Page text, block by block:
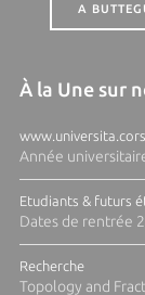
A
À la Une sur
Année
Etudiants & futurs
Dates de rentrée
Recherche
Topology and